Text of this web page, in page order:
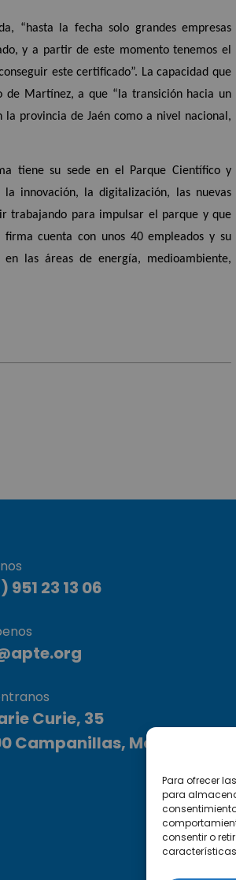
Para ofrecer
para
consentir o
“hasta la fecha solo grandes empresas
y a partir de este momento tenemos el
este certificado”. La capacidad que
Martínez, a que “la transición hacia un
provincia de Jaén como a nivel nacional,
tiene su sede en el Parque Científico y
la innovación, la digitalización, las nuevas
trabajando para impulsar el parque y que
cuenta con unos 40 empleados y su
las áreas de energía, medioambiente,
951 23 13 06
Curie, 35
Campanillas, Málaga